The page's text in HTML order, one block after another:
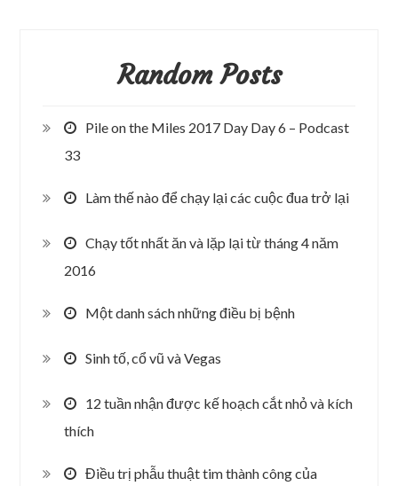
Random Posts
Pile on the Miles 2017 Day Day 6 – Podcast
33
Làm thế nào để chạy lại các cuộc đua trở lại
Chạy tốt nhất ăn và lặp lại từ tháng 4 năm
2016
Một danh sách những điều bị bệnh
Sinh tố, cổ vũ và Vegas
12 tuần nhận được kế hoạch cắt nhỏ và kích
thích
Điều trị phẫu thuật tim thành công của